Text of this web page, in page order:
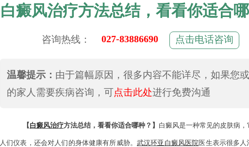
白癜风治疗方法总结，看看你适合
咨询热线： 027-83886690 点击电话咨询
温馨提示： 由于篇幅原因，很多内容不能详尽，如果您
的家人需要疾病咨询，可点击此处进行免费沟通
【 白癜风治疗方法总结，看看你适合哪种？】 白癜风是一种常见的皮肤病
人们仪表，还会对人们的身体健康有所威胁。 武汉环亚白癜风医院 医生表示很多